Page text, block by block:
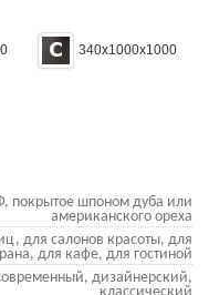
340х1000х1000
покрытое шпоном дуба или
американского ореха
для салонов красоты, для
для кафе, для гостиной
дизайнерский,